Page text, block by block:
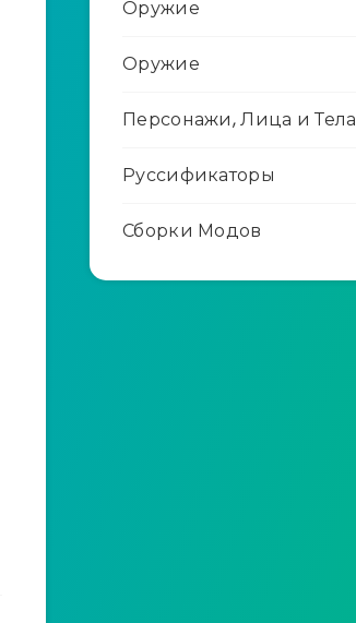
Оружие
Оружие
Персонажи, Лица и Тела
Руссификаторы
Сборки Модов